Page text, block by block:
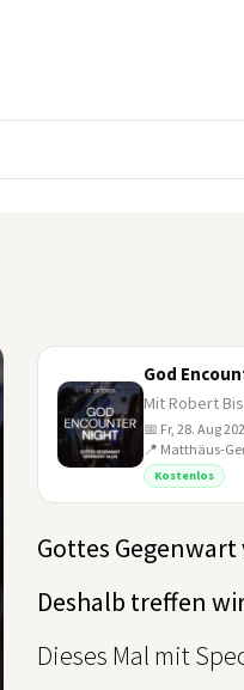
God
Mit Robert
📅 Fr, 28. Aug
📍 Matthäus-
Kostenlos
Gottes
Deshalb treffen
Dieses Mal mit